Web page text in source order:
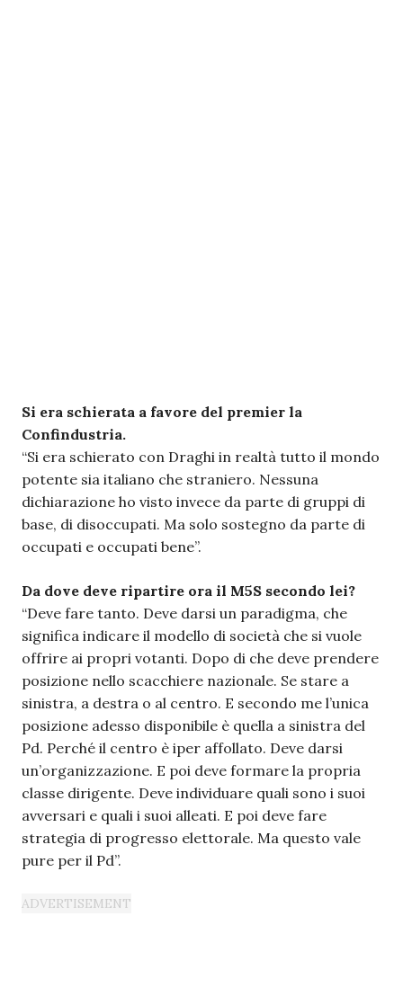
Si era schierata a favore del premier la
Confindustria.
“Si era schierato con Draghi in realtà tutto il mondo
potente sia italiano che straniero. Nessuna
dichiarazione ho visto invece da parte di gruppi di
base, di disoccupati. Ma solo sostegno da parte di
occupati e occupati bene”.
Da dove deve ripartire ora il M5S secondo lei?
“Deve fare tanto. Deve darsi un paradigma, che
significa indicare il modello di società che si vuole
offrire ai propri votanti. Dopo di che deve prendere
posizione nello scacchiere nazionale. Se stare a
sinistra, a destra o al centro. E secondo me l’unica
posizione adesso disponibile è quella a sinistra del
Pd. Perché il centro è iper affollato. Deve darsi
un’organizzazione. E poi deve formare la propria
classe dirigente. Deve individuare quali sono i suoi
avversari e quali i suoi alleati. E poi deve fare
strategia di progresso elettorale. Ma questo vale
pure per il Pd”.